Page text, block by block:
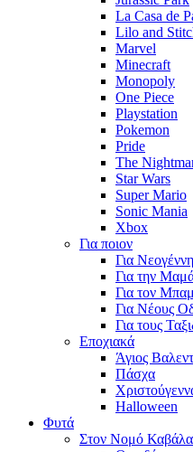
La Casa de
Lilo and
Marvel
Minecraft
Monopoly
One Piece
Playstation
Pokemon
Pride
The
Star Wars
Super Mario
Sonic Mania
Xbox
Για ποιον
Για
Για την
Για τον
Για Νέους
Για τους
Εποχιακά
Άγιος
Πάσχα
Halloween
Φυτά
Στον Νομό